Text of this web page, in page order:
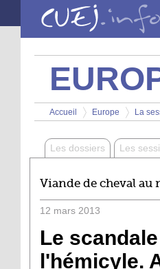
Aller au contenu principal
Vous êtes ici
Accueil
>
Europe
>
La
Les dossiers Les
Viande de cheval au
12 mars 2013
Le
l'hémicyle.